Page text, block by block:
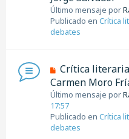
j
e
e
v
o
m
s
a
j
e
Último mensaje por
Publicado en Crítica
debates
N
e
v
o
m
e
Crítica
Carmen Moro
Último mensaje por
17:57
Publicado en Crítica
debates